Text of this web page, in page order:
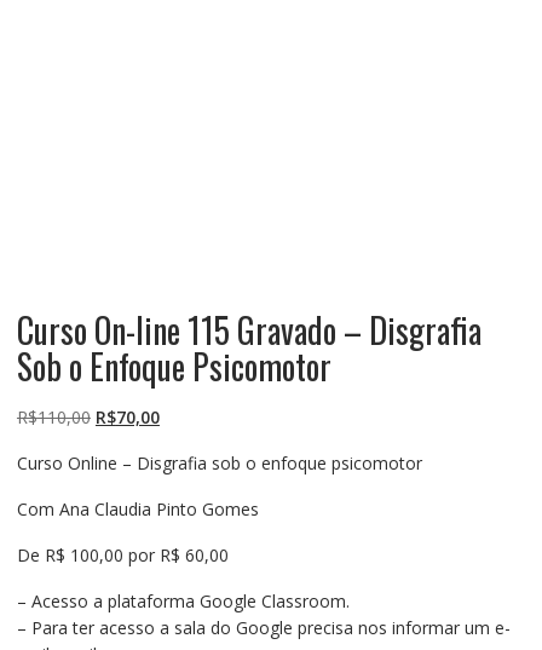
Curso On-line 115 Gravado – Disgrafia
Sob o Enfoque Psicomotor
R$110,00 O
original
R$110,00.
R$70,00O
atual
R$70,00.
Curso Online – Disgrafia sob o enfoque psicomotor
Com Ana Claudia Pinto Gomes
De R$ 100,00 por R$ 60,00
– Acesso a plataforma Google Classroom.
– Para ter acesso a sala do Google precisa nos informar um e-